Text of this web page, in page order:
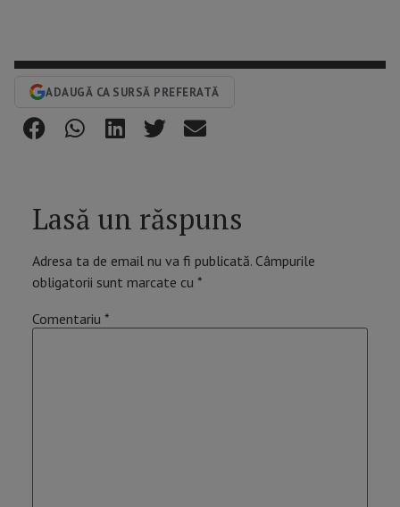
ADAUGĂ CA SURSĂ PREFERATĂ
Lasă un răspuns
Adresa ta de email nu va fi publicată. Câmpurile
obligatorii sunt marcate cu *
Comentariu *